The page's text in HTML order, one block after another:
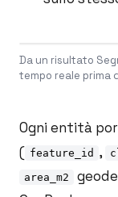
Da un risultato
tempo reale prima
Ogni entità
( feature_id ,
area_m2